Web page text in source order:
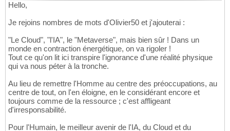
Hello,
Je rejoins nombres de mots d'Olivier50 et j'ajouterai :
"Le Cloud", "l'IA", le "Metaverse", mais bien sûr ! Dans un
monde en contraction énergétique, on va rigoler !
Tout ce qu'on lit ici transpire l'ignorance d'une réalité physique
qui va nous péter à la tronche.
Au lieu de remettre l'Homme au centre des préoccupations, au
centre de tout, on l'en éloigne, en le considérant encore et
toujours comme de la ressource ; c'est affligeant
d'irresponsabilité.
Pour l'Humain, le meilleur avenir de l'IA, du Cloud et du